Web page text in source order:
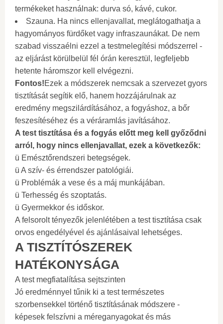
termékeket használnak: durva só, kávé, cukor.
Szauna. Ha nincs ellenjavallat, meglátogathatja a
hagyományos fürdőket vagy infraszaunákat. De nem
szabad visszaélni ezzel a testmelegítési módszerrel -
az eljárást körülbelül fél órán keresztül, legfeljebb
hetente háromszor kell elvégezni.
Fontos!Ezek a módszerek nemcsak a szervezet gyors
tisztítását segítik elő, hanem hozzájárulnak az
eredmény megszilárdításához, a fogyáshoz, a bőr
feszesítéséhez és a véráramlás javításához.
A test tisztítása és a fogyás előtt meg kell győződni
arról, hogy nincs ellenjavallat, ezek a következők:
ü Emésztőrendszeri betegségek.
ü A szív- és érrendszer patológiái.
ü Problémák a vese és a máj munkájában.
ü Terhesség és szoptatás.
ü Gyermekkor és időskor.
A felsorolt ​​tényezők jelenlétében a test tisztítása csak
orvos engedélyével és ajánlásaival lehetséges.
A TISZTÍTÓSZEREK
HATÉKONYSÁGA
A test megfiatalítása sejtszinten
Jó eredménnyel tűnik ki a test természetes
szorbensekkel történő tisztításának módszere -
képesek felszívni a méreganyagokat és más